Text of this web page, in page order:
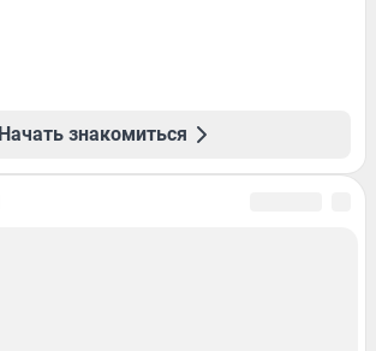
Начать знакомиться